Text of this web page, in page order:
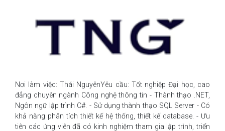
nghiệp.Làm việc trong môi trường chuyê
Nơi làm việc: Thái NguyênYêu cầu: Tốt nghiệp Đại học, cao
đẳng chuyên ngành Công nghệ thông tin - Thành thạo .NET,
Ngôn ngữ lập trình C#. - Sử dụng thành thạo SQL Server - Có
khả năng phân tích thiết kế hệ thống, thiết kế database. - Ưu
tiên các ứng viên đã có kinh nghiệm tham gia lập trình, triển